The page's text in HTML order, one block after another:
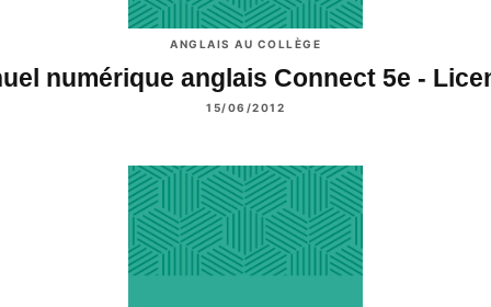
ANGLAIS AU COLLÈGE
numérique anglais Connect 5e -
15/06/2012